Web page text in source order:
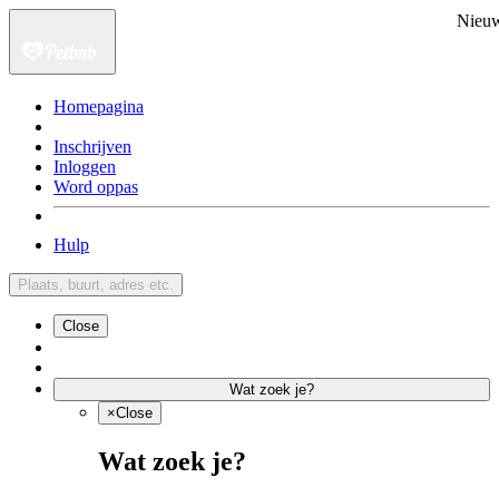
Homepagina
Inschrijven
Inloggen
Word oppas
Hulp
Plaats, buurt, adres etc.
Close
Wat zoek je?
×Close
Wat zoek je?